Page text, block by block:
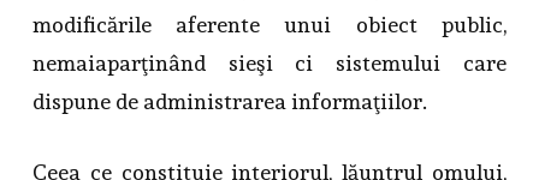
modificările aferente unui obiect public,
nemaiaparţinând sieşi ci sistemului care
dispune de administrarea informaţiilor.
Ceea ce constituie interiorul, lăuntrul omului,